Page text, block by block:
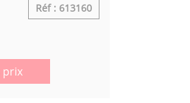
Réf : 613160
prix